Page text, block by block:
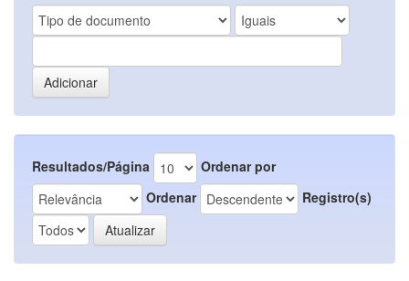
Resultados/Página
Ordenar por
Ordenar
Registro(s)